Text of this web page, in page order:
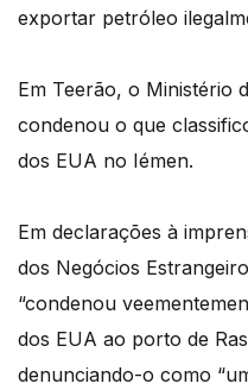
exportar petróleo
Em Teerão, o Ministério
condenou o que
dos EUA no Iémen.
Em declarações à
dos Negócios
“condenou
dos EUA ao porto de
denunciando-o como